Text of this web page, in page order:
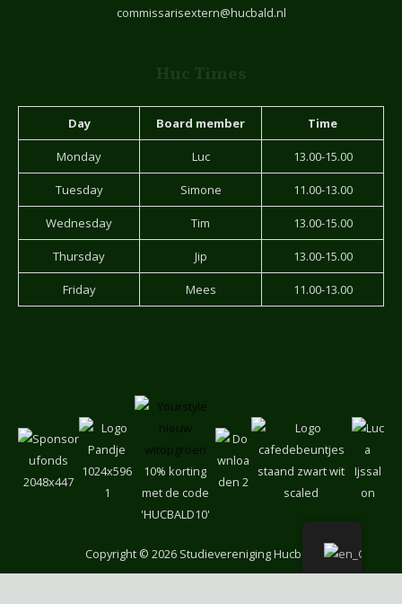
commissarisextern@hucbald.nl
Huc Times
Day Board member Time
Monday Luc 13.00-15.00
Tuesday Simone 11.00-13.00
Wednesday Tim 13.00-15.00
Thursday Jip 13.00-15.00
Friday Mees 11.00-13.00
10% korting
met de code
'HUCBALD10'
Copyright© 2026 Studievereniging Hucbald